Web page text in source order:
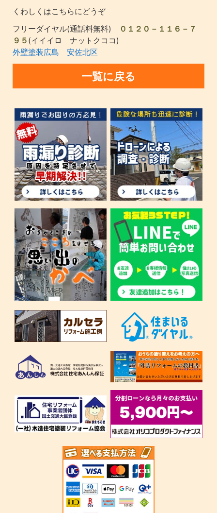
くわしくはこちらにどうぞ
フリーダイヤル(通話料無料)
０１２０－１１６－７
９５ (イイイロ ナットクココ)
外壁塗装広島 安佐北区
一覧に戻る